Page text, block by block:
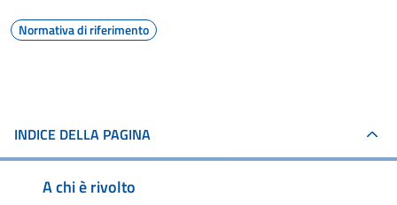
Normativa di riferimento
INDICE DELLA PAGINA
A chi è rivolto